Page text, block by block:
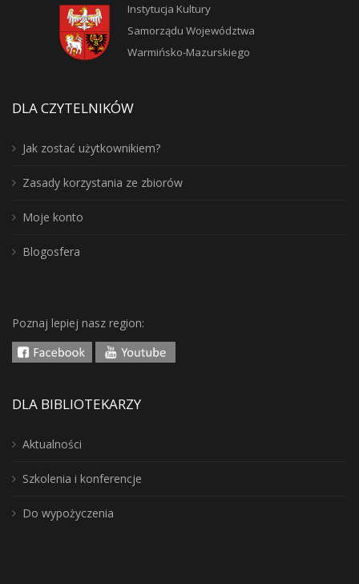
Instytucja Kultury
Samorządu Województwa
Warmińsko-Mazurskiego
DLA CZYTELNIKÓW
Jak zostać użytkownikiem?
Zasady korzystania ze zbiorów
Moje konto
Blogosfera
Poznaj lepiej nasz region:
DLA BIBLIOTEKARZY
Aktualności
Szkolenia i konferencje
Do wypożyczenia